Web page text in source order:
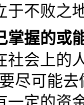
于不败之
掌握的或
社会上的
尽可能